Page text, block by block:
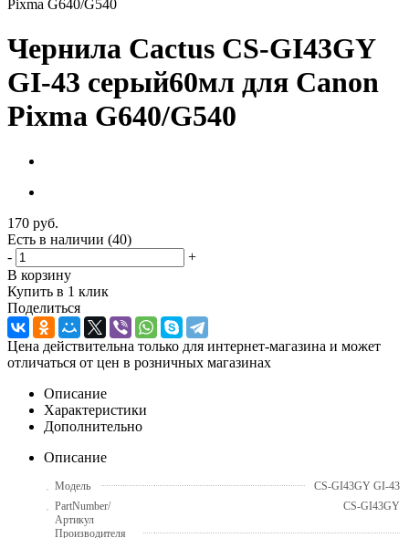
Pixma G640/G540
Чернила Cactus CS-GI43GY
GI-43 серый60мл для Canon
Pixma G640/G540
170 руб.
Есть в наличии (40)
-
+
В корзину
Купить в 1 клик
Поделиться
Цена действительна только для интернет-магазина и может
отличаться от цен в розничных магазинах
Описание
Характеристики
Дополнительно
Описание
Модель
CS-GI43GY GI-43
PartNumber/
Артикул
Производителя
CS-GI43GY